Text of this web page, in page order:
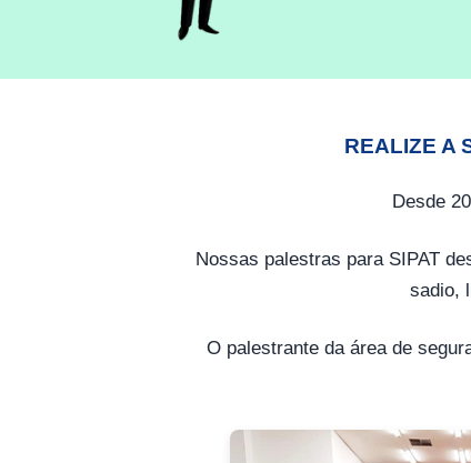
REALIZE A
Desde
Nossas palestras para SIPAT
sadio,
O palestrante da área de